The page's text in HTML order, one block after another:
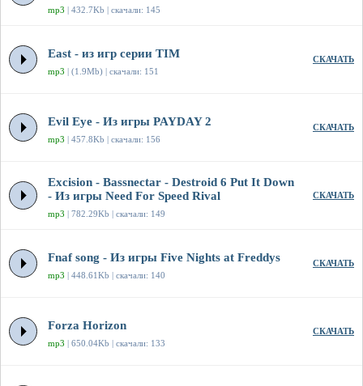
mp3 | 432.7Kb | скачали: 145
East - из игр серии TIM
mp3 | (1.9Mb) | скачали: 151
СКАЧАТЬ
Evil Eye - Из игры PAYDAY 2
mp3 | 457.8Kb | скачали: 156
СКАЧАТЬ
Excision - Bassnectar - Destroid 6 Put It Down
- Из игры Need For Speed Rival
mp3 | 782.29Kb | скачали: 149
СКАЧАТЬ
Fnaf song - Из игры Five Nights at Freddys
mp3 | 448.61Kb | скачали: 140
СКАЧАТЬ
Forza Horizon
mp3 | 650.04Kb | скачали: 133
СКАЧАТЬ